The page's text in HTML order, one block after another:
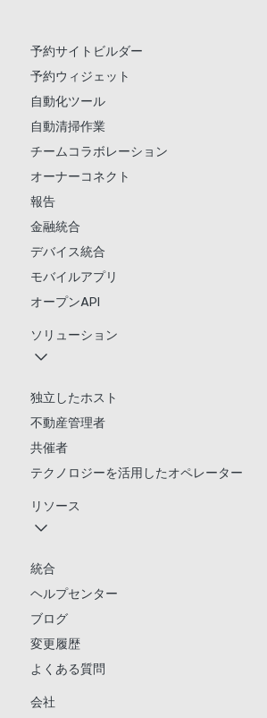
予約サイトビルダー
予約ウィジェット
自動化ツール
自動清掃作業
チームコラボレーション
オーナーコネクト
報告
金融統合
デバイス統合
モバイルアプリ
オープンAPI
ソリューション
独立したホスト
不動産管理者
共催者
テクノロジーを活用したオペレーター
リソース
統合
ヘルプセンター
ブログ
変更履歴
よくある質問
会社